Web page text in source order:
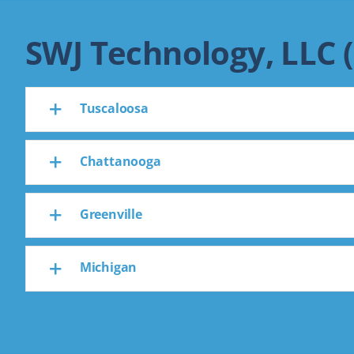
SWJ Technology, LLC
Tuscaloosa
Chattanooga
Greenville
Michigan